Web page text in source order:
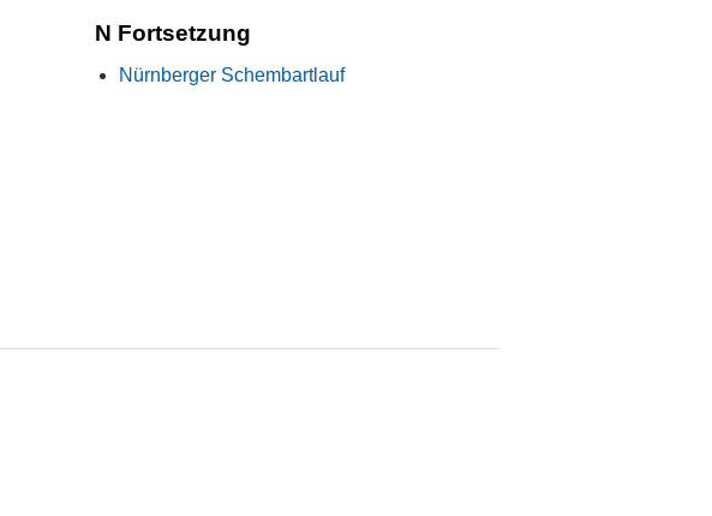
N Fortsetzung
Nürnberger Schembartlauf